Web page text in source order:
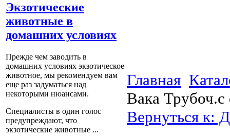
Экзотические
животные в
домашних условиях
Прежде чем заводить в
домашних условиях экзотическое
животное, мы рекомендуем вам
еще раз задуматься над
некоторыми нюансами.
Специалисты в один голос
предупреждают, что
экзотические животные ...
Главная
Вака
Вернуться к: